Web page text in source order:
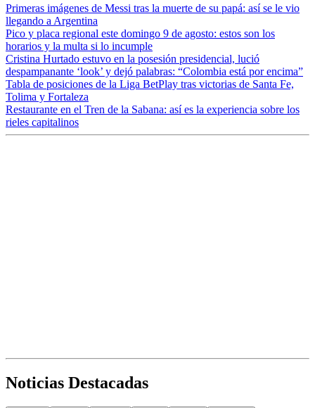
Primeras imágenes de Messi tras la muerte de su papá: así se le vio
llegando a Argentina
Pico y placa regional este domingo 9 de agosto: estos son los
horarios y la multa si lo incumple
Cristina Hurtado estuvo en la posesión presidencial, lució
despampanante ‘look’ y dejó palabras: “Colombia está por encima”
Tabla de posiciones de la Liga BetPlay tras victorias de Santa Fe,
Tolima y Fortaleza
Restaurante en el Tren de la Sabana: así es la experiencia sobre los
rieles capitalinos
Noticias Destacadas